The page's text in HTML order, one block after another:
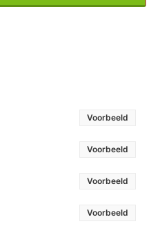
Voorbeeld
Voorbeeld
Voorbeeld
Voorbeeld